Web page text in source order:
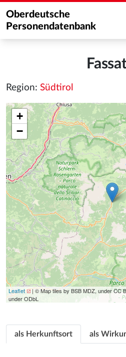
Oberdeutsche
Personendatenbank
Region: Südtirol
+
−
Leaflet
| © Map tiles by BSB MDZ, under CC
under ODbL
als Herkunftsort als